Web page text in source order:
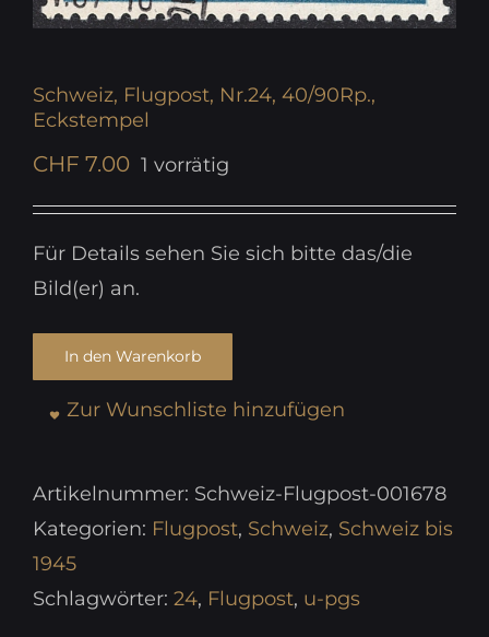
Schweiz, Flugpost, Nr.24, 40/90Rp.,
Eckstempel
CHF 7.00 1 vorrätig
Für Details sehen Sie sich bitte das/die
Bild(er) an.
In den Warenkorb
Zur Wunschliste hinzufügen
Artikelnummer: Schweiz-Flugpost-001678
Kategorien: Flugpost, Schweiz, Schweiz bis
1945
Schlagwörter: 24, Flugpost, u-pgs